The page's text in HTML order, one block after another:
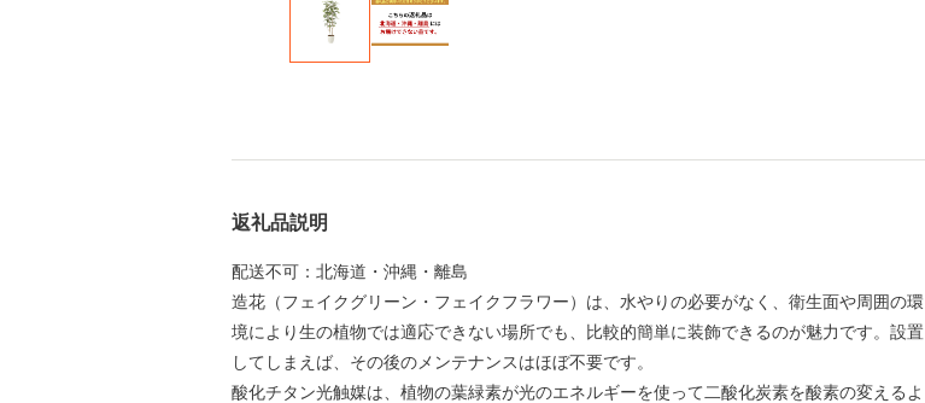
返礼品説明
配送不可：北海道・沖縄・離島
造花（フェイクグリーン・フェイクフラワー）は、水やりの必要がなく、衛生面や周囲の環
境により生の植物では適応できない場所でも、比較的簡単に装飾できるのが魅力です。設置
してしまえば、その後のメンテナンスはほぼ不要です。
酸化チタン光触媒は、植物の葉緑素が光のエネルギーを使って二酸化炭素を酸素の変えるよ